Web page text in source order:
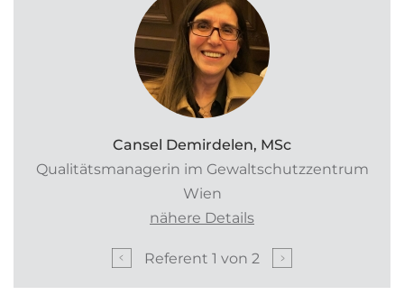
Cansel Demirdelen, MSc
Qualitätsmanagerin im Gewaltschutzzentrum
Wien
nähere Details
Referent 1 von 2